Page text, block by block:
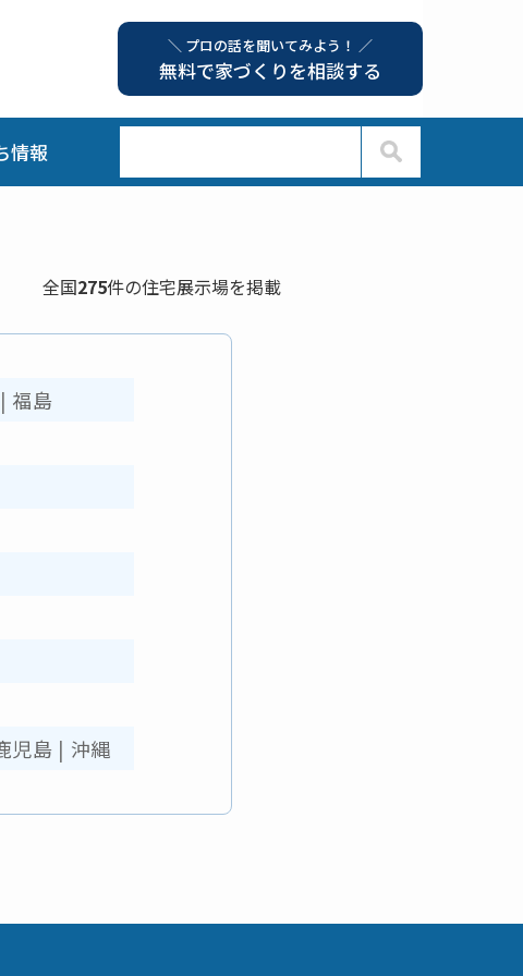
＼ プロの話を聞いてみよう！ ／
無料で家づくりを相談する
情報
全国275件の住宅展示場を掲載
| 福島
児島 | 沖縄